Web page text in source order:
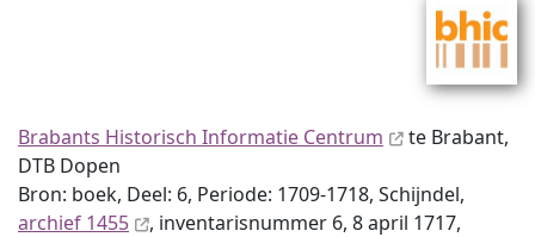
Brabants Historisch Informatie Centrum
te Brabant,
DTB Dopen
Bron: boek, Deel: 6, Periode: 1709-1718, Schijndel,
archief 1455
, inventaris­num­mer 6, 8 april 1717,